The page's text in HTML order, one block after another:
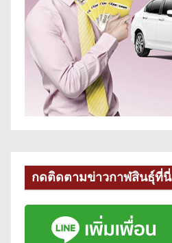
กดติดตามข่าวกาฬสินธุ์ที่นี่